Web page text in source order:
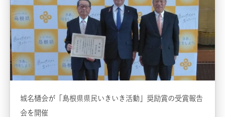
城名樋会が「島根県県民いきいき活動」奨励賞の受賞報告
会を開催